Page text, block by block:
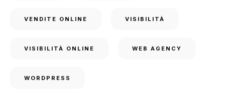
VENDITE ONLINE VISIBILITÀ
VISIBILITÀ ONLINE WEB AGENCY
WORDPRESS